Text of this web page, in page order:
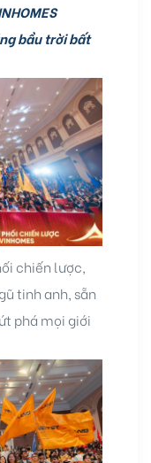
bầu trời bất
chiến lược,
tinh anh, sẵn
phá mọi giới